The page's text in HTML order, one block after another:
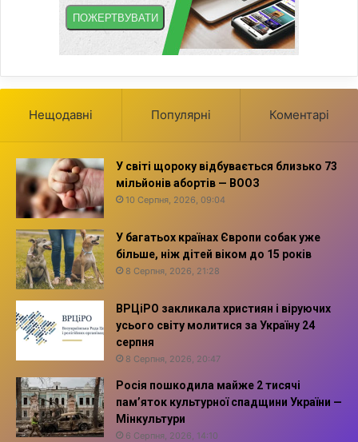
Нещодавні Популярні Коментарі
У світі щороку відбувається близько 73
мільйонів абортів — ВООЗ
10 Серпня, 2026, 09:04
У багатьох країнах Європи собак уже
більше, ніж дітей віком до 15 років
8 Серпня, 2026, 21:28
ВРЦіРО закликала християн і віруючих
усього світу молитися за Україну 24
серпня
8 Серпня, 2026, 20:47
Росія пошкодила майже 2 тисячі
пам’яток культурної спадщини України —
Мінкультури
6 Серпня, 2026, 14:10